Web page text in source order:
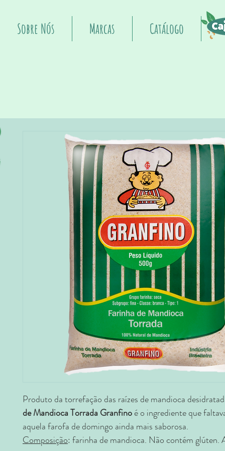
Sobre Nós Marcas Catálogo
Produto da torrefação das raízes de mandioca
de Mandioca Torrada Granfinoé o ingrediente que
aquela farofa de domingo ainda mais saborosa.
Composição: farinha de mandioca. Não contém glúten.